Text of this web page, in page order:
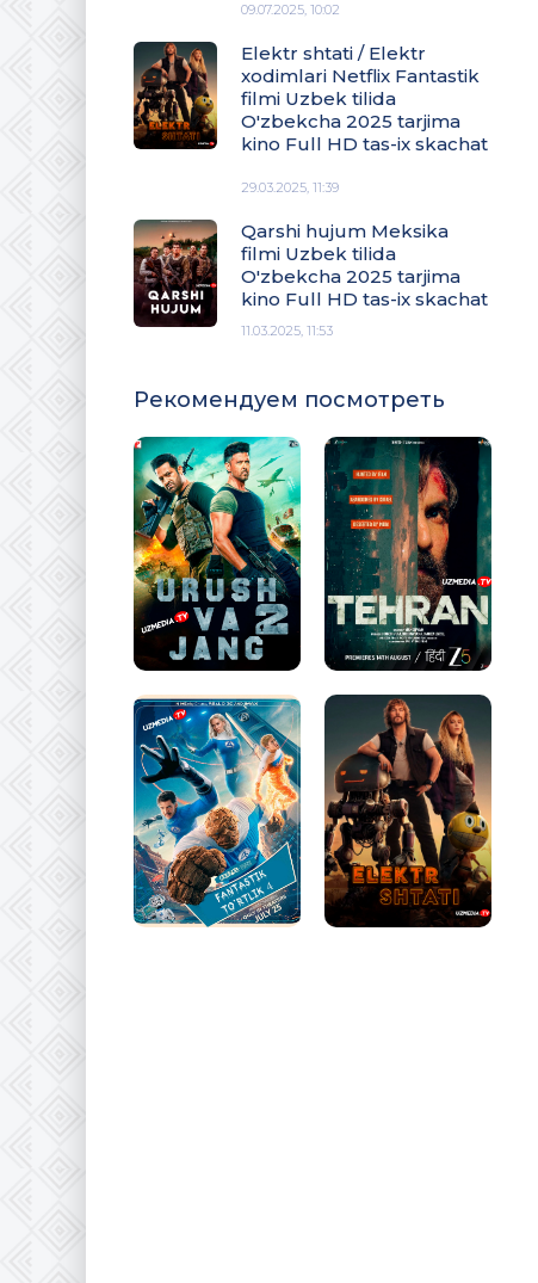
09.07.2025, 10:02
Elektr shtati / Elektr
xodimlari Netflix Fantastik
filmi Uzbek tilida
O'zbekcha 2025 tarjima
kino Full HD tas-ix skachat
29.03.2025, 11:39
Qarshi hujum Meksika
filmi Uzbek tilida
O'zbekcha 2025 tarjima
kino Full HD tas-ix skachat
11.03.2025, 11:53
Рекомендуем посмотреть